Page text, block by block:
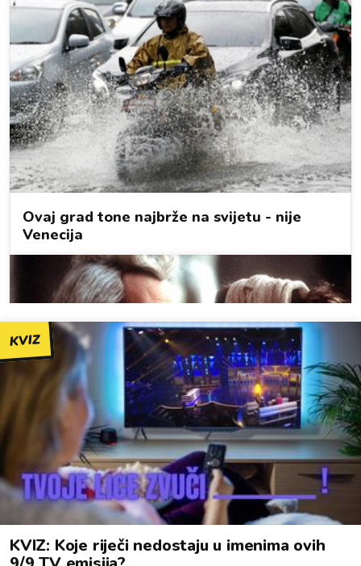
KVIZ
KVIZ: Koje riječi nedostaju u imenima ovih